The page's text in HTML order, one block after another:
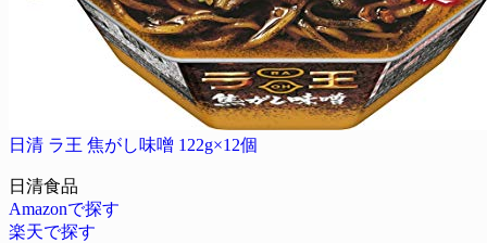
日清 ラ王 焦がし味噌 122g×12個
日清食品
Amazonで探す
楽天で探す